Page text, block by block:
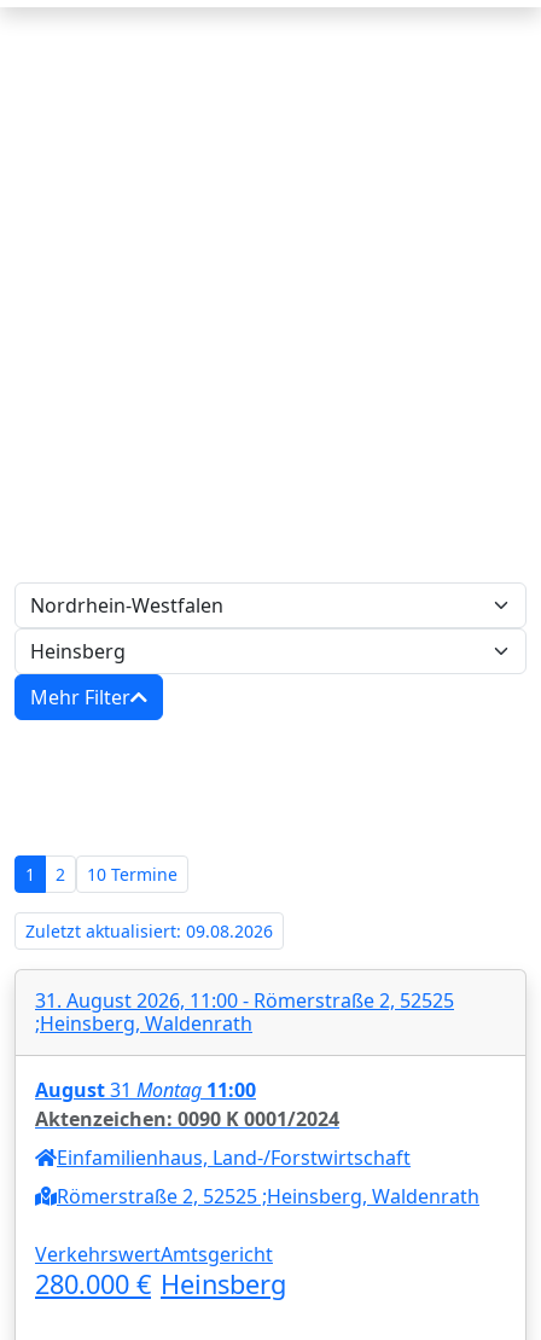
Mehr Filter
1 2 10 Termine
Zuletzt aktualisiert: 09.08.2026
31. August 2026, 11:00 - Römerstraße 2, 52525
;Heinsberg, Waldenrath
August31 Montag 11:00
Aktenzeichen: 0090 K 0001/2024
Einfamilienhaus, Land-/Forstwirtschaft
Römerstraße 2, 52525 ;Heinsberg, Waldenrath
Verkehrswert
280.000 €
Amtsgericht
Heinsberg